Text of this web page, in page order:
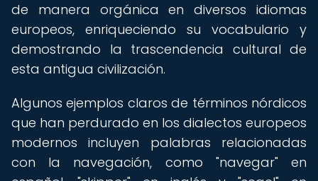
de manera orgánica en diversos idiomas
europeos, enriqueciendo su vocabulario y
demostrando la trascendencia cultural de
esta antigua civilización.
Algunos ejemplos claros de términos nórdicos
que han perdurado en los dialectos europeos
modernos incluyen palabras relacionadas
con la navegación, como "navegar" en